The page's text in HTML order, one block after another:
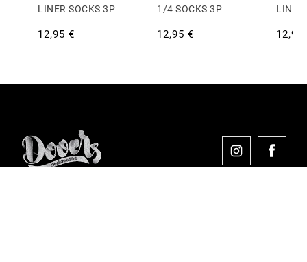
LINER SOCKS 3P
12,95 €
1/4 SOCKS 3P
12,95 €
LINER
12,95